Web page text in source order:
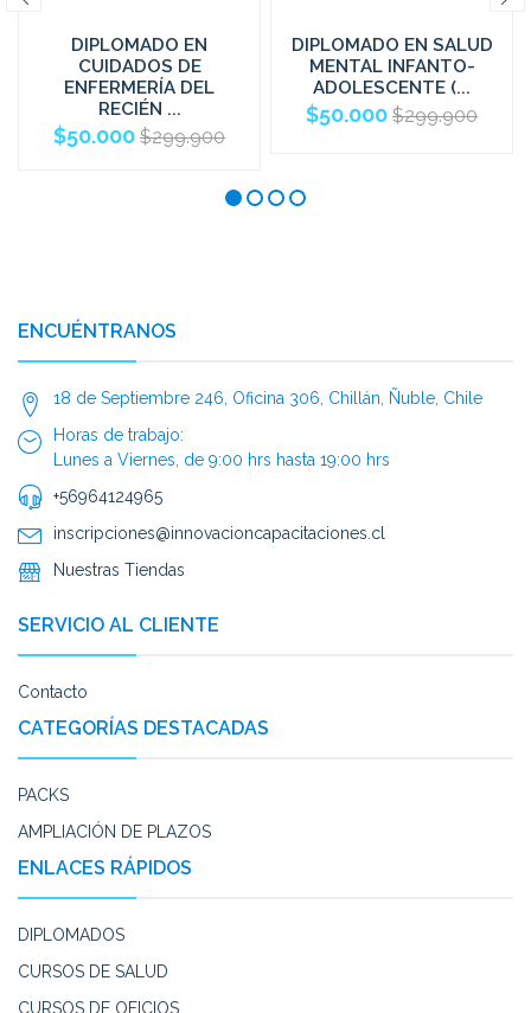
DIPLOMADO EN
CUIDADOS DE
ENFERMERÍA DEL
RECIÉN ...
$50.000 $299.900
DIPLOMADO EN SALUD
MENTAL INFANTO-
ADOLESCENTE (...
$50.000 $299.900
ENCUÉNTRANOS
18 de Septiembre 246, Oficina 306, Chillán, Ñuble, Chile
Horas de trabajo:
Lunes a Viernes, de 9:00 hrs hasta 19:00 hrs
+56964124965
inscripciones@innovacioncapacitaciones.cl
Nuestras Tiendas
SERVICIO AL CLIENTE
Contacto
CATEGORÍAS DESTACADAS
PACKS
AMPLIACIÓN DE PLAZOS
ENLACES RÁPIDOS
DIPLOMADOS
CURSOS DE SALUD
CURSOS DE OFICIOS